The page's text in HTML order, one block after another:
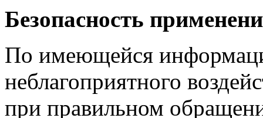
Безопасность
По имеющейся
неблагоприятного
при правильном